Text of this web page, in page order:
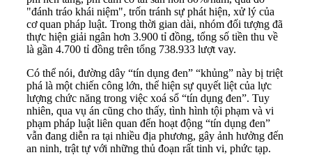
"đánh tráo khái niệm", trốn tránh sự phát hiện, xử lý của
cơ quan pháp luật. Trong thời gian dài, nhóm đối tượng đã
thực hiện giải ngân hơn 3.900 tỉ đồng, tổng số tiền thu về
là gần 4.700 tỉ đồng trên tổng 738.933 lượt vay.
Có thể nói, đường dây “tín dụng đen” “khủng” này bị triệt
phá là một chiến công lớn, thể hiện sự quyết liệt của lực
lượng chức năng trong việc xoá sổ “tín dụng đen”. Tuy
nhiên, qua vụ án cũng cho thấy, tình hình tội phạm và vi
phạm pháp luật liên quan đến hoạt động “tín dụng đen”
vẫn đang diễn ra tại nhiều địa phương, gây ảnh hưởng đến
an ninh, trật tự với những thủ đoạn rất tinh vi, phức tạp.